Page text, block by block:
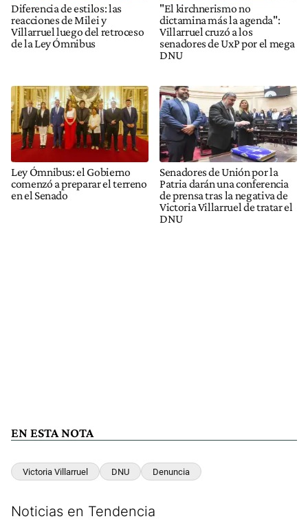
Diferencia de estilos: las
reacciones de Milei y
Villarruel luego del retroceso
de la Ley Ómnibus
"El kirchnerismo no
dictamina más la agenda":
Villarruel cruzó a los
senadores de UxP por el mega
DNU
Ley Ómnibus: el Gobierno
comenzó a preparar el terreno
en el Senado
Senadores de Unión por la
Patria darán una conferencia
de prensa tras la negativa de
Victoria Villarruel de tratar el
DNU
EN ESTA NOTA
Victoria Villarruel DNU Denuncia
Noticias en Tendencia